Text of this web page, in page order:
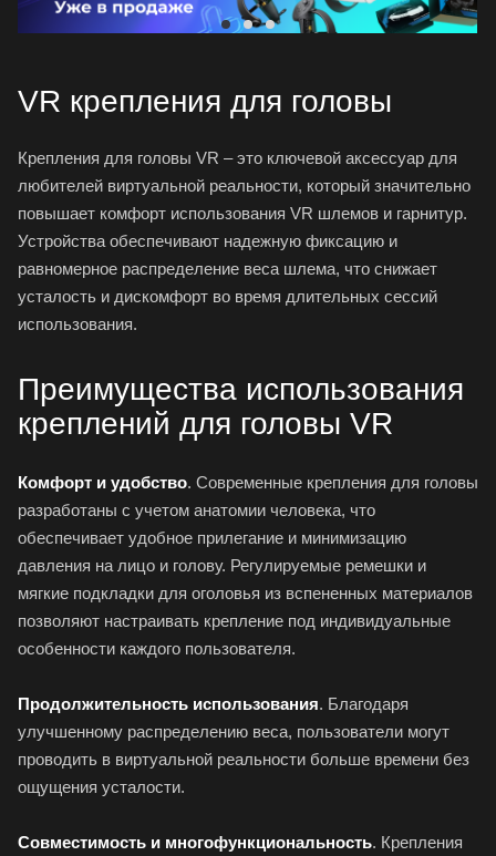
VR крепления для головы
Крепления для головы VR – это ключевой аксессуар для
любителей виртуальной реальности, который значительно
повышает комфорт использования VR шлемов и гарнитур.
Устройства обеспечивают надежную фиксацию и
равномерное распределение веса шлема, что снижает
усталость и дискомфорт во время длительных сессий
использования.
Преимущества использования
креплений для головы VR
Комфорт и удобство. Современные крепления для головы
разработаны с учетом анатомии человека, что
обеспечивает удобное прилегание и минимизацию
давления на лицо и голову. Регулируемые ремешки и
мягкие подкладки для оголовья из вспененных материалов
позволяют настраивать крепление под индивидуальные
особенности каждого пользователя.
Продолжительность использования. Благодаря
улучшенному распределению веса, пользователи могут
проводить в виртуальной реальности больше времени без
ощущения усталости.
Совместимость и многофункциональность. Крепления